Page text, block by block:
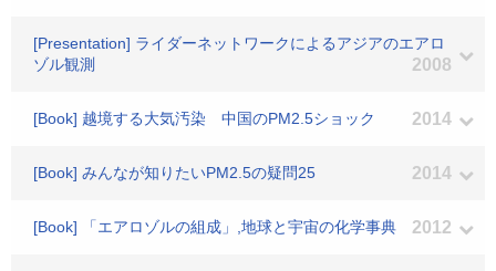
[Presentation] ライダーネットワークによるアジアのエアロ
ゾル観測
2008
[Book] 越境する大気汚染 中国のPM2.5ショック 2014
[Book] みんなが知りたいPM2.5の疑問25 2014
[Book] 「エアロゾルの組成」,地球と宇宙の化学事典 2012